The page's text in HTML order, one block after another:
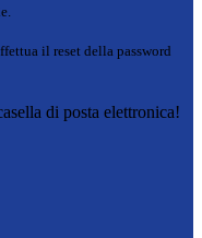
il reset della password
di posta elettronica!